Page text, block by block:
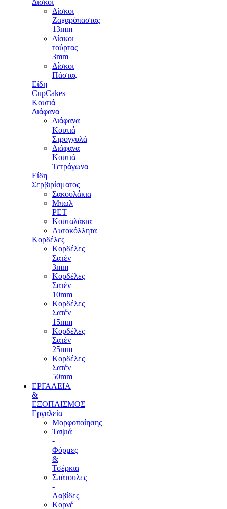
Δίσκοι
Δίσκοι
Ζαχαρόπαστας
13mm
Δίσκοι
τούρτας
3mm
Δίσκοι
Πάστας
Είδη
CupCakes
Κουτιά
Διάφανα
Διάφανα
Κουτιά
Στρογγυλά
Διάφανα
Κουτιά
Τετράγωνα
Είδη
Σερβιρίσματος
Σακουλάκια
Μπωλ
PET
Κουταλάκια
Αυτοκόλλητα
Κορδέλες
Κορδέλες
Σατέν
3mm
Κορδέλες
Σατέν
10mm
Κορδέλες
Σατέν
15mm
Κορδέλες
Σατέν
25mm
Κορδέλες
Σατέν
50mm
ΕΡΓΑΛΕΙΑ
&
ΕΞΟΠΛΙΣΜΟΣ
Εργαλεία
Μορφοποίησης
Ταψιά
-
Φόρμες
&
Τσέρκια
Σπάτουλες
-
Λαβίδες
Κορνέ